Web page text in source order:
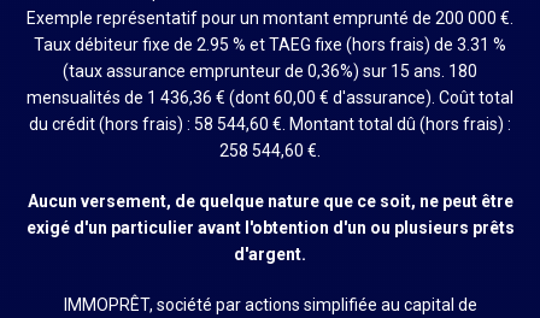
Exemple représentatif pour un montant emprunté de 200 000 €.
Taux débiteur fixe de 2.95 % et TAEG fixe (hors frais) de 3.31 %
(taux assurance emprunteur de 0,36%) sur 15 ans. 180
mensualités de 1 436,36 € (dont 60,00 € d'assurance). Coût total
du crédit (hors frais) : 58 544,60 €. Montant total dû (hors frais) :
258 544,60 €.
Aucun versement, de quelque nature que ce soit, ne peut être
exigé d'un particulier avant l'obtention d'un ou plusieurs prêts
d'argent.
IMMOPRÊT, société par actions simplifiée au capital de